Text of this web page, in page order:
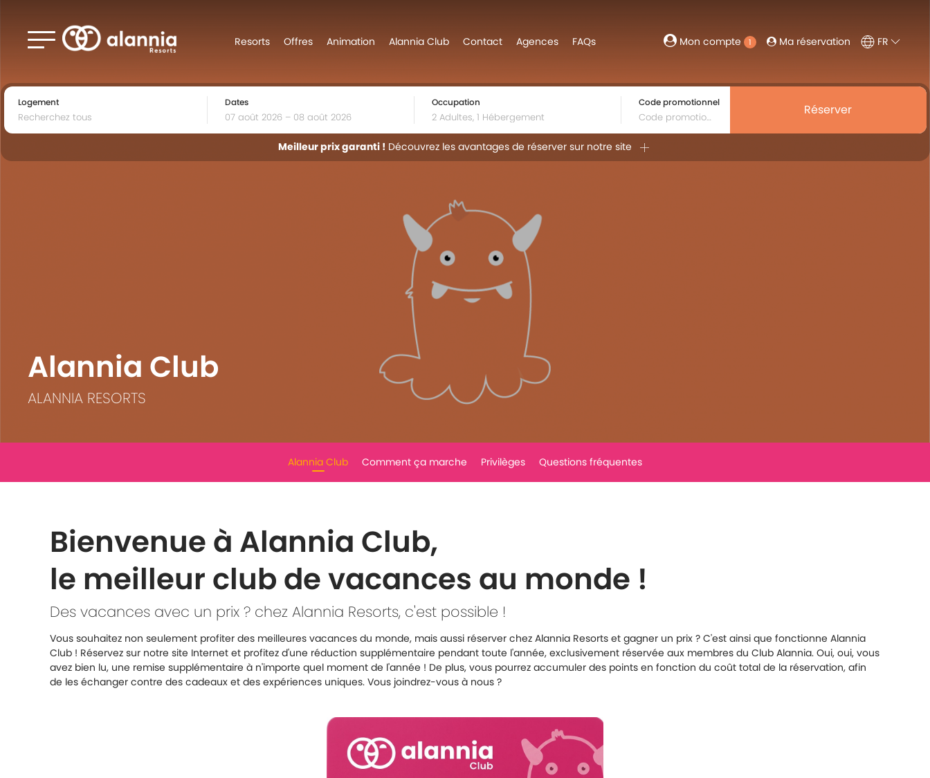
Alannia Club
ALANNIA RESORTS
Resorts Offres Animation Alannia Club Contact Agences FAQs Mon compte 1 Ma réservation FR
Logement Dates Occupation Code promotionnel Réserver
Meilleur prix garanti ! Découvrez les avantages de réserver sur notre site
Alannia Club Comment ça marche Privilèges Questions fréquentes
Bienvenue à Alannia Club,
le meilleur club de vacances au monde !
Des vacances avec un prix ? chez Alannia Resorts, c'est possible !
Vous souhaitez non seulement profiter des meilleures vacances du monde, mais aussi réserver chez Alannia Resorts et gagner un prix ? C'est ainsi que fonctionne Alannia
Club ! Réservez sur notre site Internet et profitez d'une réduction supplémentaire pendant toute l'année, exclusivement réservée aux membres du Club Alannia. Oui, oui, vous
avez bien lu, une remise supplémentaire à n'importe quel moment de l'année ! De plus, vous pourrez accumuler des points en fonction du coût total de la réservation, afin
de les échanger contre des cadeaux et des expériences uniques. Vous joindrez-vous à nous ?